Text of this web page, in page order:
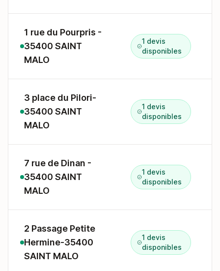
1 rue du Pourpris -
35400 SAINT
MALO
1 devis
disponibles
3 place du Pilori-
35400 SAINT
MALO
1 devis
disponibles
7 rue de Dinan -
35400 SAINT
MALO
1 devis
disponibles
2 Passage Petite
Hermine-35400
SAINT MALO
1 devis
disponibles